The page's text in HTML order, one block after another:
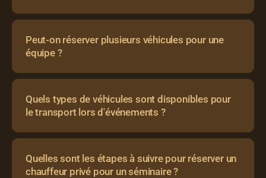
Peut-on réserver plusieurs véhicules pour une
équipe ?
Quels types de véhicules sont disponibles pour
le transport lors d'événements ?
Quelles sont les étapes à suivre pour réserver un
chauffeur privé pour un séminaire ?